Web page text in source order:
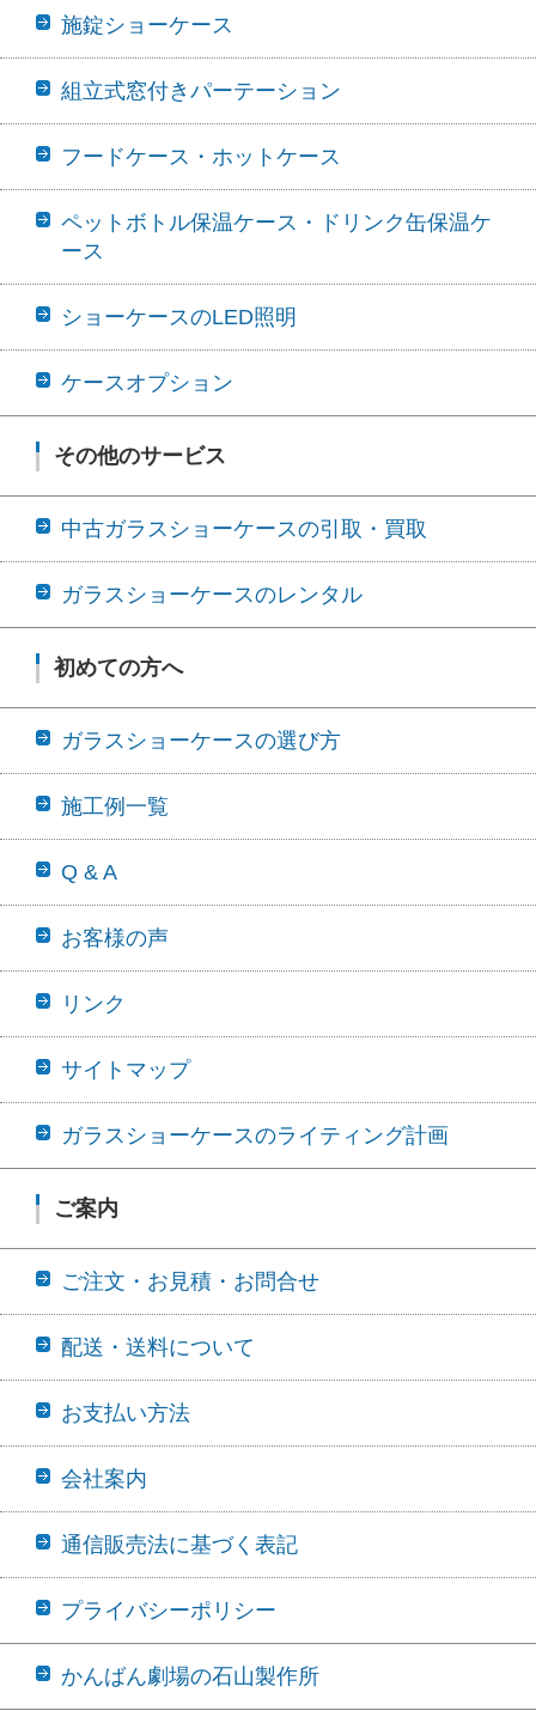
施錠ショーケース
組立式窓付きパーテーション
フードケース・ホットケース
ペットボトル保温ケース・ドリンク缶保温ケ
ース
ショーケースのLED照明
ケースオプション
その他のサービス
中古ガラスショーケースの引取・買取
ガラスショーケースのレンタル
初めての方へ
ガラスショーケースの選び方
施工例一覧
Q & A
お客様の声
リンク
サイトマップ
ガラスショーケースのライティング計画
ご案内
ご注文・お見積・お問合せ
配送・送料について
お支払い方法
会社案内
通信販売法に基づく表記
プライバシーポリシー
かんばん劇場の石山製作所